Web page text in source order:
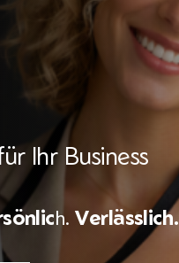
Ihr Business
h.Verlässlich.